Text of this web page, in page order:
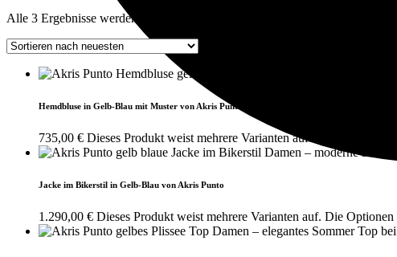
Alle 3 Ergebnisse werden angezeigt
Hemdbluse in Gelb-Blau mit Muster von Akris Punto
735,00 € Dieses Produkt weist mehrere Varianten auf. Die Optionen
Jacke im Bikerstil in Gelb-Blau von Akris Punto
1.290,00 € Dieses Produkt weist mehrere Varianten auf. Die